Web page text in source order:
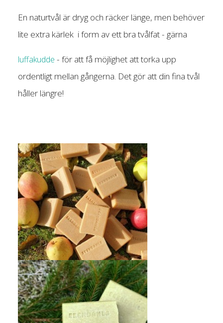
En naturtvål är dryg och räcker länge, men behöver
lite extra kärlek i form av ett bra tvålfat - gärna
luffakudde - för att få möjlighet att torka upp
ordentligt mellan gångerna. Det gör att din fina tvål
håller längre!